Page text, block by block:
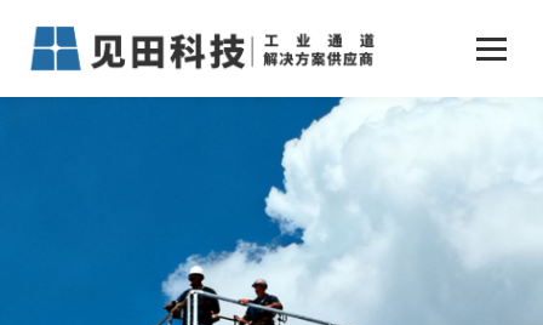
业务中心
仓储物流通道解决方案
智能立体库解决方案
简易升降机解决方案
新闻动态 +
传统仓储物流